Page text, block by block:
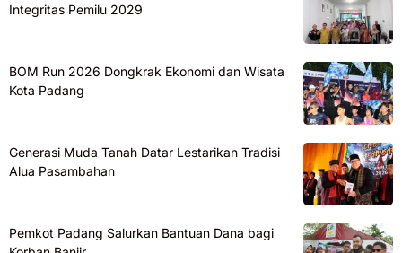
Integritas Pemilu 2029
BOM Run 2026 Dongkrak Ekonomi dan Wisata
Kota Padang
Generasi Muda Tanah Datar Lestarikan Tradisi
Alua Pasambahan
Pemkot Padang Salurkan Bantuan Dana bagi